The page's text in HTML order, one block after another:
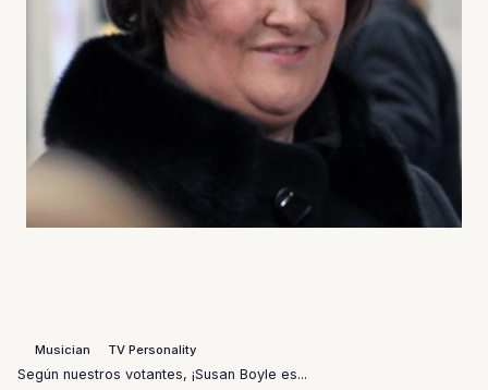
Musician TV Personality
Según nuestros votantes, ¡Susan Boyle es...